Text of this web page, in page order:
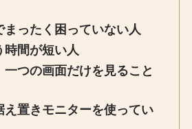
ったく困っていない人
間が短い人
つの画面だけを見ること
え置きモニターを使ってい